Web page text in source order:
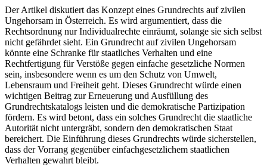
Der Artikel diskutiert das Konzept eines Grundrechts auf zivilen
Ungehorsam in Österreich. Es wird argumentiert, dass die
Rechtsordnung nur Individualrechte einräumt, solange sie sich selbst
nicht gefährdet sieht. Ein Grundrecht auf zivilen Ungehorsam
könnte eine Schranke für staatliches Verhalten und eine
Rechtfertigung für Verstöße gegen einfache gesetzliche Normen
sein, insbesondere wenn es um den Schutz von Umwelt,
Lebensraum und Freiheit geht. Dieses Grundrecht würde einen
wichtigen Beitrag zur Erneuerung und Ausfüllung des
Grundrechtskatalogs leisten und die demokratische Partizipation
fördern. Es wird betont, dass ein solches Grundrecht die staatliche
Autorität nicht untergräbt, sondern den demokratischen Staat
bereichert. Die Einführung dieses Grundrechts würde sicherstellen,
dass der Vorrang gegenüber einfachgesetzlichem staatlichen
Verhalten gewahrt bleibt.